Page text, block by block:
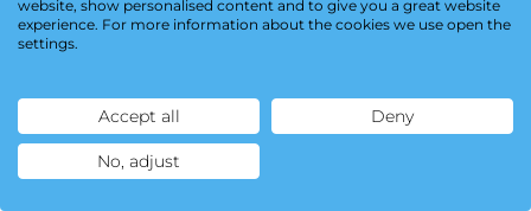
website, show personalised content and to give you a great website
experience. For more information about the cookies we use open the
settings.
Accept all Deny
No, adjust
DESCUBRA AS SÉRIES
Refrigerantes
HCFC - HFC - HFO - Misturas de HFO